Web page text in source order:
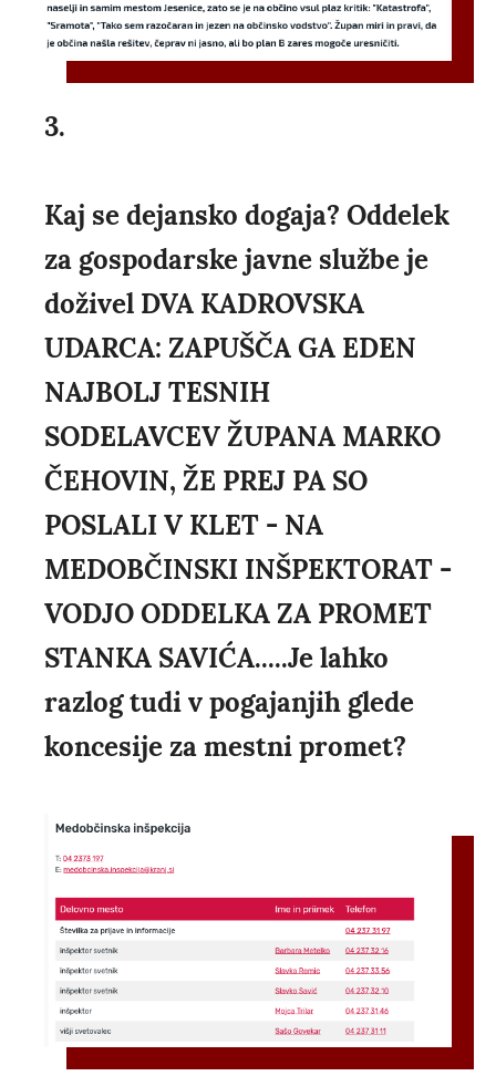
3.
Kaj se dejansko dogaja? Oddelek
za gospodarske javne službe je
doživel DVA KADROVSKA
UDARCA: ZAPUŠČA GA EDEN
NAJBOLJ TESNIH
SODELAVCEV ŽUPANA MARKO
ČEHOVIN, ŽE PREJ PA SO
POSLALI V KLET - NA
MEDOBČINSKI INŠPEKTORAT -
VODJO ODDELKA ZA PROMET
STANKA SAVIĆA.....Je lahko
razlog tudi v pogajanjih glede
koncesije za mestni promet?